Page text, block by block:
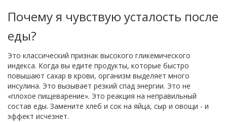
Почему я чувствую усталость после
еды?
Это классический признак высокого гликемического
индекса. Когда вы едите продукты, которые быстро
повышают сахар в крови, организм выделяет много
инсулина. Это вызывает резкий спад энергии. Это не
«плохое пищеварение». Это реакция на неправильный
состав еды. Замените хлеб и сок на яйца, сыр и овощи - и
эффект исчезнет.